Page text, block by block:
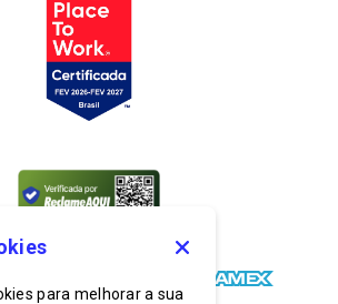
para melhorar a sua